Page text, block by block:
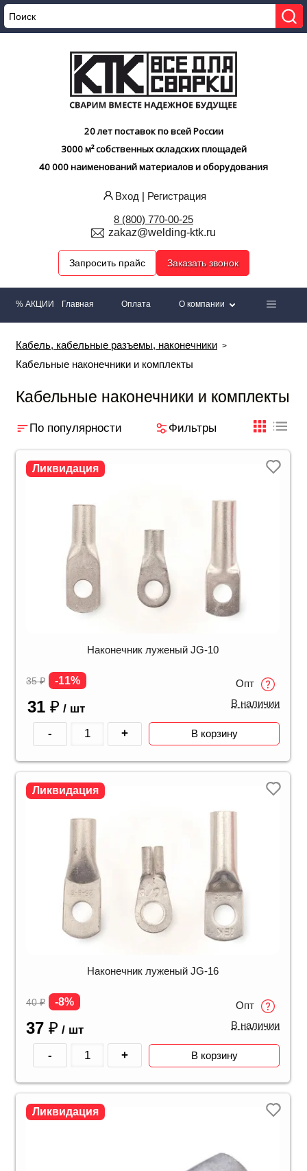
20 лет поставок по всей России
3000 м² собственных складских площадей
40 000 наименований материалов и оборудования
Вход | Регистрация
8 (800) 770-00-25
zakaz@welding-ktk.ru
Запросить прайс Заказать звонок
% АКЦИИ Главная Оплата О компании
Кабель, кабельные разъемы, наконечники
Кабельные наконечники и комплекты
Кабельные наконечники и комплекты
По популярности
Фильтры
Ликвидация
Наконечник луженый JG-10
35₽ -11%
31 ₽ / шт
Опт
В наличии
- + В корзину
Ликвидация
Наконечник луженый JG-16
40₽ -8%
37 ₽ / шт
Опт
В наличии
- + В корзину
Ликвидация